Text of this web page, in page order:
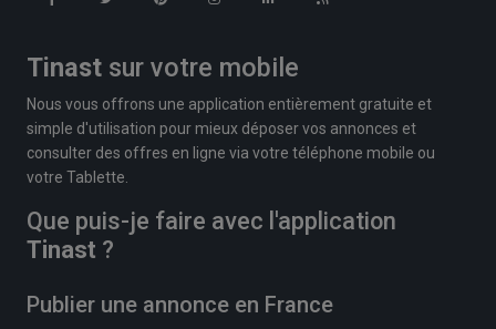
Tinast sur votre mobile
Nous vous offrons une application entièrement gratuite et
simple d'utilisation pour mieux déposer vos annonces et
consulter des offres en ligne via votre téléphone mobile ou
votre Tablette.
Que puis-je faire avec l'application
Tinast ?
Publier une annonce en France